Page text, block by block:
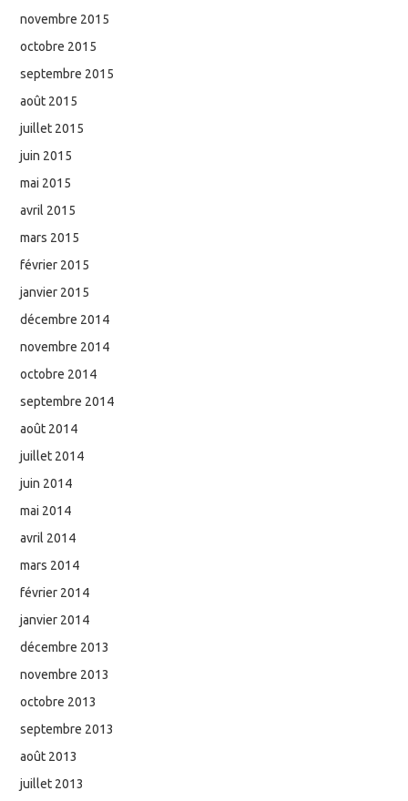
novembre 2015
octobre 2015
septembre 2015
août 2015
juillet 2015
juin 2015
mai 2015
avril 2015
mars 2015
février 2015
janvier 2015
décembre 2014
novembre 2014
octobre 2014
septembre 2014
août 2014
juillet 2014
juin 2014
mai 2014
avril 2014
mars 2014
février 2014
janvier 2014
décembre 2013
novembre 2013
octobre 2013
septembre 2013
août 2013
juillet 2013